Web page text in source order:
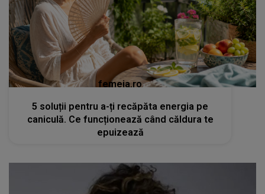
femeia.ro
5 soluții pentru a-ți recăpăta energia pe
caniculă. Ce funcționează când căldura te
epuizează